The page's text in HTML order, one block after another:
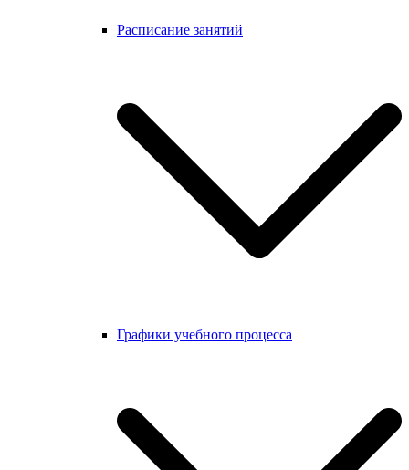
Расписание занятий
Графики учебного процесса